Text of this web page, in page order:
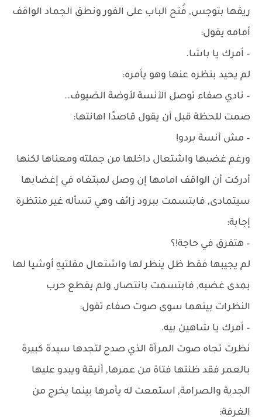
ريقها بتوجس, فُتح الباب على الفور ونطق الجماد الواقف
أمامه يقول:
– أمرك يا باشا.
لم يحيد بنظره عنها وهو يأمره:
– نادي صفاء توصل الآنسة لأوضة الضيوف..
صمت للحظة قبل أن يقول قاصدًا اهانتها:
– مش أنسة بردو!
ورغم غضبها واشتعال داخلها من جملته ومعناها لكنها
أدركت أن الواقف امامها إن وصل لمبتغاه في إغضابها
سيتمادى, فابتسمت ببرود زائف وهي تسأله غير منتظرة
إجابة:
– هتفرق في حاجة!؟
لم يجيبها فقط ظل ينظر لها واشتعال مقلتيهِ أوشيا لها
بمدى غضبه, فابتسمت بانتصار, ولم يقطع حرب
النظرات بينهما سوى صوت صفاء تقول:
– أمرك يا شاهين بيه.
نظرت تجاه صوت المرأة الذي صدح لتجدها سيدة كبيرة
بالعمر فقد ظنتها فتاة من عمرها, أنيقة ويبدو عليها
الجدية والصرامة, استمعت له يأمرها بينما يخرج من
الغرفة: